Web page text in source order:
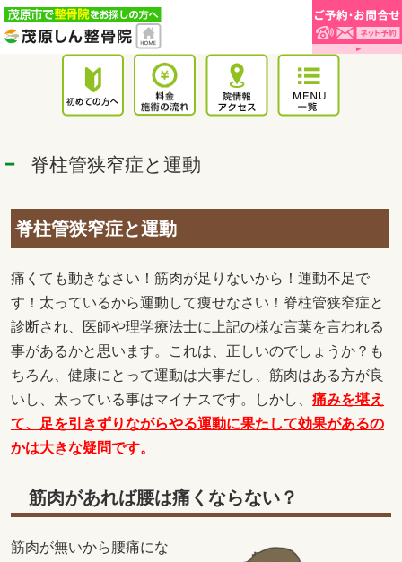
脊柱管狭窄症と運動
脊柱管狭窄症と運動
痛くても動きなさい！筋肉が足りないから！運動不足で
す！太っているから運動して痩せなさい！脊柱管狭窄症と
診断され、医師や理学療法士に上記の様な言葉を言われる
事があるかと思います。これは、正しいのでしょうか？も
ちろん、健康にとって運動は大事だし、筋肉はある方が良
いし、太っている事はマイナスです。しかし、 痛みを堪え
て、足を引きずりながらやる運動に果たして効果があるの
かは大きな疑問です。
筋肉があれば腰は痛くならない？
筋肉が無いから腰痛にな